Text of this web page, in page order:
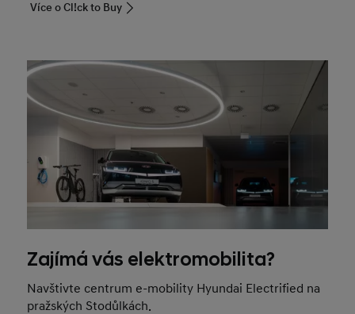
Více o Cl!ck to Buy
Zajímá vás elektromobilita?
Navštivte centrum e-mobility Hyundai Electrified na
pražských Stodůlkách.